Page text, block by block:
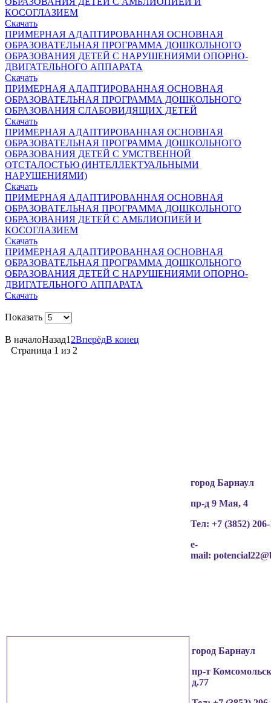
КОСОГЛАЗИЕМ
Скачать
ПРИМЕРНАЯ АДАПТИРОВАННАЯ ОСНОВНАЯ
ОБРАЗОВАТЕЛЬНАЯ ПРОГРАММА ДОШКОЛЬНОГО
ОБРАЗОВАНИЯ ДЕТЕЙ С НАРУШЕНИЯМИ ОПОРНО-
ДВИГАТЕЛЬНОГО АППАРАТА
Скачать
ПРИМЕРНАЯ АДАПТИРОВАННАЯ ОСНОВНАЯ
ОБРАЗОВАТЕЛЬНАЯ ПРОГРАММА ДОШКОЛЬНОГО
ОБРАЗОВАНИЯ СЛАБОВИДЯЩИХ ДЕТЕЙ
Скачать
ПРИМЕРНАЯ АДАПТИРОВАННАЯ ОСНОВНАЯ
ОБРАЗОВАТЕЛЬНАЯ ПРОГРАММА ДОШКОЛЬНОГО
ОБРАЗОВАНИЯ ДЕТЕЙ С УМСТВЕННОЙ
ОТСТАЛОСТЬЮ (ИНТЕЛЛЕКТУАЛЬНЫМИ
НАРУШЕНИЯМИ)
Скачать
ПРИМЕРНАЯ АДАПТИРОВАННАЯ ОСНОВНАЯ
ОБРАЗОВАТЕЛЬНАЯ ПРОГРАММА ДОШКОЛЬНОГО
ОБРАЗОВАНИЯ ДЕТЕЙ С АМБЛИОПИЕЙ И
КОСОГЛАЗИЕМ
Скачать
ПРИМЕРНАЯ АДАПТИРОВАННАЯ ОСНОВНАЯ
ОБРАЗОВАТЕЛЬНАЯ ПРОГРАММА ДОШКОЛЬНОГО
ОБРАЗОВАНИЯ ДЕТЕЙ С НАРУШЕНИЯМИ ОПОРНО-
ДВИГАТЕЛЬНОГО АППАРАТА
Скачать
Показать
В началоНазад1 2ВперёдВ конец
Страница 1 из 2
город Барнаул
пр-д 9 Мая, 4
Тел: +7 (3852)
e-
mail:
город Барнаул
пр-т
д.77